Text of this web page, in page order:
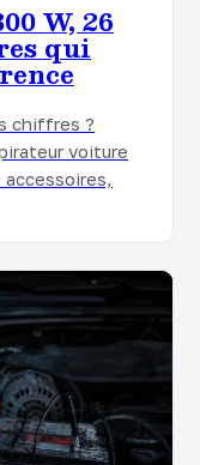
W, 26
qui
chiffres ?
voiture
accessoires,